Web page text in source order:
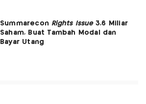
Summarecon Rights Issue3,6 Miliar
Saham, Buat Tambah Modal dan
Bayar Utang